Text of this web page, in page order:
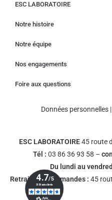
ESC LABORATOIRE
Notre histoire
Notre équipe
Nos engagements
Foire aux questions
Données personnelles|
ESC LABORATOIRE45 route
Tél : 03 86 36 93 58 –
Du lundi au
Retrait des commandes :45